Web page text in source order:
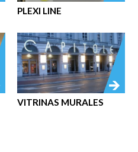
PLEXI LINE
VITRINAS MURALES